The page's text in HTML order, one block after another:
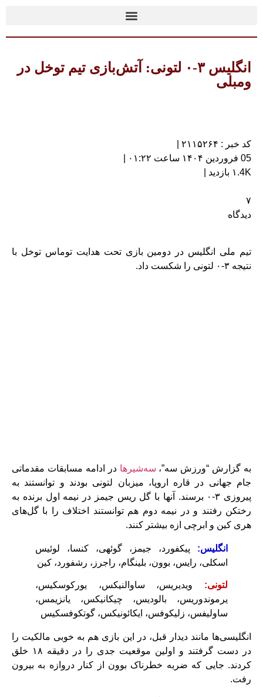
انگلیس ۳-۰ لتونی: آتش‌بازی تیم توخل در
ومبلی
کد خبر : ۲۱۱۵۲۶۴ |
05 فروردین ۱۴۰۴ ساعت ۰۱:۲۲ |
۱.4K بازدید |
۷
دیدگاه
تیم ملی انگلیس در دومین بازی تحت هدایت توماس توخل با
نتیجه ۳-۰ لتونی را شکست داد.
به گزارش “ورزش سه”، سه‌شیرها در ادامه مسابقات مقدماتی
جام جهانی در قاره اروپا، میزبان لتونی بودند و توانستند به
پیروزی ۳-۰ برسند. آنها با گل ریس جیمز در نیمه اول برنده به
رختکن رفتند و در نیمه دوم هم توانستند اختلاف را با گل‌های
هری کین و ابرچی ازه بیشتر کنند.
انگلیس: پیکفورد، جیمز، گوئهی، کنسا، لوئیس
اسکلی، رایس، بوون، بلینگام، راجرز، رشفورد، کین
لتونی: ویدیریس، ساوالنیکس، یورکوسکیس،
یرموندوریس، بالودیس، چیکانیکس، یانزیمس،
ساولیفس، زلیکوفس، ایکائونیکس، گوتکوفسکیس
انگلیسی‌ها مانند دیدار قبل، در این بازی هم به خوبی مالکیت را
در دست گرفتند و اولین موقعیت جدی را در دقیقه ۱۸ خلق
کردند. جایی که ضربه خطرناک بوون از کنار دروازه به بیرون
رفت.